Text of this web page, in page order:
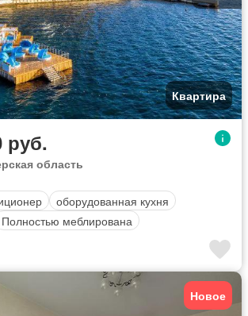
Квартира
руб.
область
оборудованная кухня
Полностью меблирована
Новое